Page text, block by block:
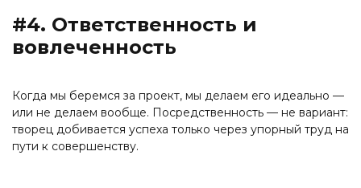
#4. Ответственность и
вовлеченность
Когда мы беремся за проект, мы делаем его идеально —
или не делаем вообще. Посредственность — не вариант:
творец добивается успеха только через упорный труд на
пути к совершенству.